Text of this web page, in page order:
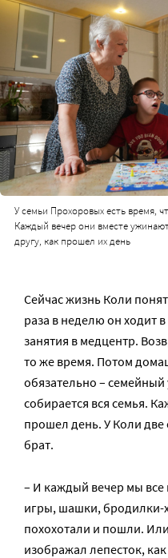
У семьи Прохоровых есть время,
Каждый вечер они вместе
другу, как прошел их день
Сейчас жизнь Коли
раза в неделю он ходит
занятия в медцентр.
то же время. Потом
обязательно – семейный
собирается вся семья.
прошел день. У Коли
брат.
– И каждый вечер мы все
игры, шашки, бродилки-
похохотали и пошли.
изображал лепесток,